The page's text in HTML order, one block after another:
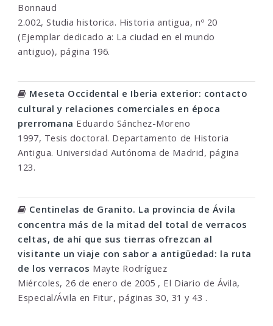
Bonnaud
2.002, Studia historica. Historia antigua, nº 20
(Ejemplar dedicado a: La ciudad en el mundo
antiguo), página 196.
Meseta Occidental e Iberia exterior: contacto
cultural y relaciones comerciales en época
prerromana Eduardo Sánchez-Moreno
1997, Tesis doctoral. Departamento de Historia
Antigua. Universidad Autónoma de Madrid, página
123.
Centinelas de Granito. La provincia de Ávila
concentra más de la mitad del total de verracos
celtas, de ahí que sus tierras ofrezcan al
visitante un viaje con sabor a antigüedad: la ruta
de los verracos Mayte Rodríguez
Miércoles, 26 de enero de 2005 , El Diario de Ávila,
Especial/Ávila en Fitur, páginas 30, 31 y 43 .